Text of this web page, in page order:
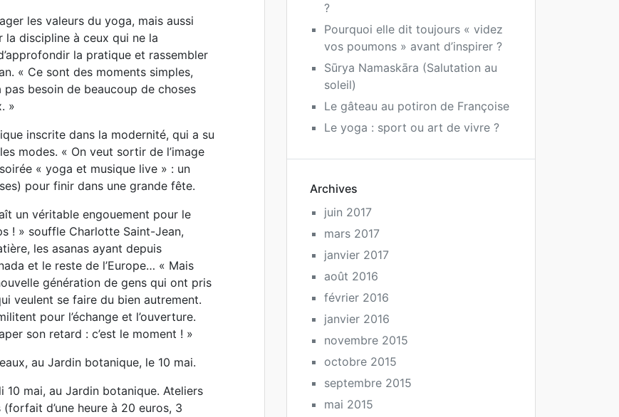
les valeurs du yoga, mais aussi
discipline à ceux qui ne la
la pratique et rassembler
« Ce sont des moments simples,
pas besoin de beaucoup de choses
»
inscrite dans la modernité, qui a su
modes. « On veut sortir de l’image
« yoga et musique live » : un
pour finir dans une grande fête.
un véritable engouement pour le
! » souffle Charlotte Saint-Jean,
les asanas ayant depuis
et le reste de l’Europe… « Mais
génération de gens qui ont pris
veulent se faire du bien autrement.
pour l’échange et l’ouverture.
son retard : c’est le moment ! »
au Jardin botanique, le 10 mai.
10 mai, au Jardin botanique. Ateliers
d’une heure à 20 euros, 3
?
Pourquoi elle dit toujours « videz
vos poumons » avant d’inspirer ?
Sūrya Namaskāra (Salutation au
soleil)
Le gâteau au potiron de Françoise
Le yoga : sport ou art de vivre ?
Archives
juin 2017
mars 2017
janvier 2017
août 2016
février 2016
janvier 2016
novembre 2015
octobre 2015
septembre 2015
mai 2015